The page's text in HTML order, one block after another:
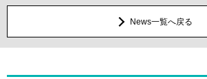
News一覧へ戻る